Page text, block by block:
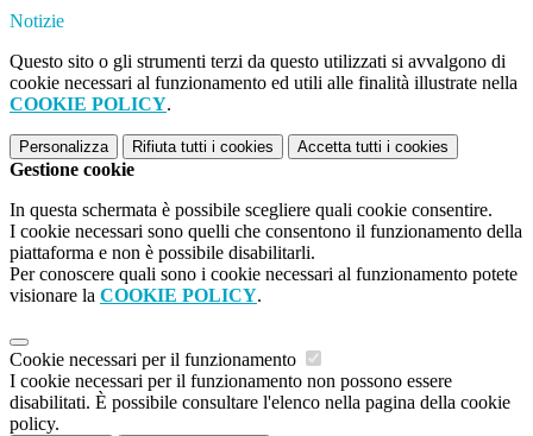
Notizie
Questo sito o gli strumenti terzi da questo utilizzati si avvalgono di
cookie necessari al funzionamento ed utili alle finalità illustrate nella
COOKIE POLICY.
Personalizza Rifiuta tutti i cookies Accetta tutti i cookies
Gestione cookie
In questa schermata è possibile scegliere quali cookie consentire.
I cookie necessari sono quelli che consentono il funzionamento della
piattaforma e non è possibile disabilitarli.
Per conoscere quali sono i cookie necessari al funzionamento potete
visionare la COOKIE POLICY.
Cookie necessari per il funzionamento
I cookie necessari per il funzionamento non possono essere
disabilitati. È possibile consultare l'elenco nella pagina della cookie
policy.